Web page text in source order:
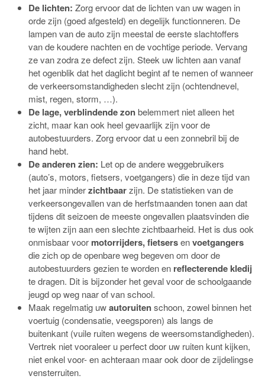
De lichten: Zorg ervoor dat de lichten van uw wagen in
orde zijn (goed afgesteld) en degelijk functionneren. De
lampen van de auto zijn meestal de eerste slachtoffers
van de koudere nachten en de vochtige periode. Vervang
ze van zodra ze defect zijn. Steek uw lichten aan vanaf
het ogenblik dat het daglicht begint af te nemen of wanneer
de verkeersomstandigheden slecht zijn (ochtendnevel,
mist, regen, storm, …).
De lage, verblindende zonbelemmert niet alleen het
zicht, maar kan ook heel gevaarlijk zijn voor de
autobestuurders. Zorg ervoor dat u een zonnebril bij de
hand hebt.
De anderen zien: Let op de andere weggebruikers
(auto’s, motors, fietsers, voetgangers) die in deze tijd van
het jaar minderzichtbaarzijn. De statistieken van de
verkeersongevallen van de herfstmaanden tonen aan dat
tijdens dit seizoen de meeste ongevallen plaatsvinden die
te wijten zijn aan een slechte zichtbaarheid. Het is dus ook
onmisbaar voor motorrijders, fietsersenvoetgangers
die zich op de openbare weg begeven om door de
autobestuurders gezien te worden en reflecterende kledij
te dragen. Dit is bijzonder het geval voor de schoolgaande
jeugd op weg naar of van school.
Maak regelmatig uwautoruitenschoon, zowel binnen het
voertuig (condensatie, veegsporen) als langs de
buitenkant (vuile ruiten wegens de weersomstandigheden).
Vertrek niet vooraleer u perfect door uw ruiten kunt kijken,
niet enkel voor- en achteraan maar ook door de zijdelingse
vensterruiten.